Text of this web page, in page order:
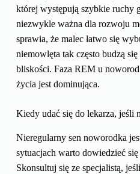
której występują szybkie ruchy
niezwykle ważna dla rozwoju
sprawia, że malec łatwo się
niemowlęta tak często budzą
bliskości. Faza REM u
życia jest dominująca.
Kiedy udać się do lekarza, jeśli
Nieregularny sen noworodka
sytuacjach warto dowiedzieć
Skonsultuj się ze specjalistą,